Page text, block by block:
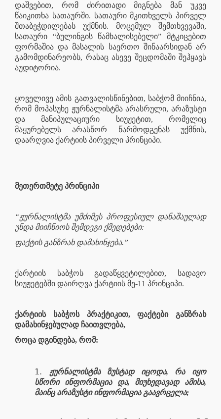
დაშვებით, რომ ძირითადი მიგნება მან უკვე
წაიკითხა სათაურში. სათაური მკითხველს პირველ
შთაბეჭდილებას უქმნის. მოცემულ შემთხვევაში,
სათაური “ბულინგის წამხალისებელი” მტკიცებით
ფორმაშია და მასალის საერთო შინაარსიდან არ
გამომდინარეობს, რასაც ასევე შეცდომაში შეჰყავს
აუდიტორია.
ყოველივე ამის გათვალისწინებით, საბჭომ მიიჩნია,
რომ მოპასუხე ჟურნალისტმა არასრული, არაზუსტი
და მანიპულაციური სიუჟეტით, რომელიც
მაყურებელს არასწორ წარმოდგენას უქმნის,
დაარღვია ქარტიის პირველი პრინციპი.
მეთერთმეტე პრინციპი
“ჟურნალისტმა უმძიმეს პროფესიულ დანაშაულად
უნდა მიიჩნიოს შემდეგი ქმედებები:
ფაქტის განზრახ დამახინჯება.”
ქარტიის საბჭოს გადაწყვეტილებით, სადავო
სიუჟეტებში დაირღვა ქარტიის მე-11 პრინციპი.
ქარტიის საბჭოს პრაქტიკით, ფაქტები განზრახ
დამახინჯებულად ჩაითვლება,
როცა დგინდება, რომ:
ჟურნალისტმა ზუსტად იცოდა, რა იყო
სწორი ინფორმაცია და, მიუხედავად ამისა,
მაინც არაზუსტი ინფორმაცია გაავრცელა;